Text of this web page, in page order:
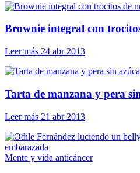
Brownie integral con
Leer más 24 abr 2013
Tarta de manzana y pera
Leer más 21 abr 2013
Mente y vida anticáncer